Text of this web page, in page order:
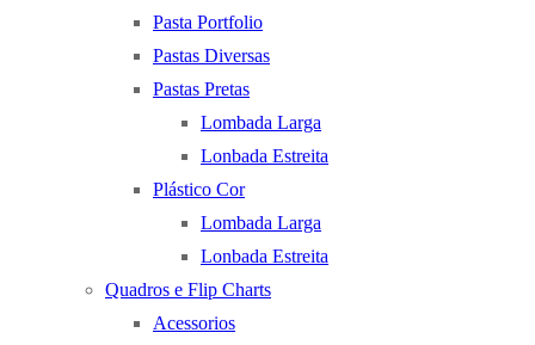
Pasta Portfolio
Pastas Diversas
Pastas Pretas
Lombada Larga
Lonbada Estreita
Plástico Cor
Lombada Larga
Lonbada Estreita
Quadros e Flip Charts
Acessorios